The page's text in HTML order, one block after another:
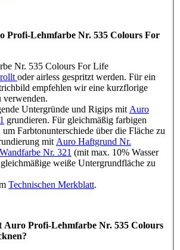
Profi-Lehmfarbe Nr. 535 Colours For
Nr. 535 Colours For Life
oder airless gespritzt werden. Für ein
empfehlen wir eine kurzflorige
verwenden.
Untergründe und Rigips mit Auro
grundieren. Für gleichmäßig farbigen
Farbtonunterschiede über die Fläche zu
mit Auro Haftgrund Nr.
Nr. 321 (mit max. 10% Wasser
weiße Untergrundfläche zu
Technischen Merkblatt.
Auro Profi-Lehmfarbe Nr. 535 Colours